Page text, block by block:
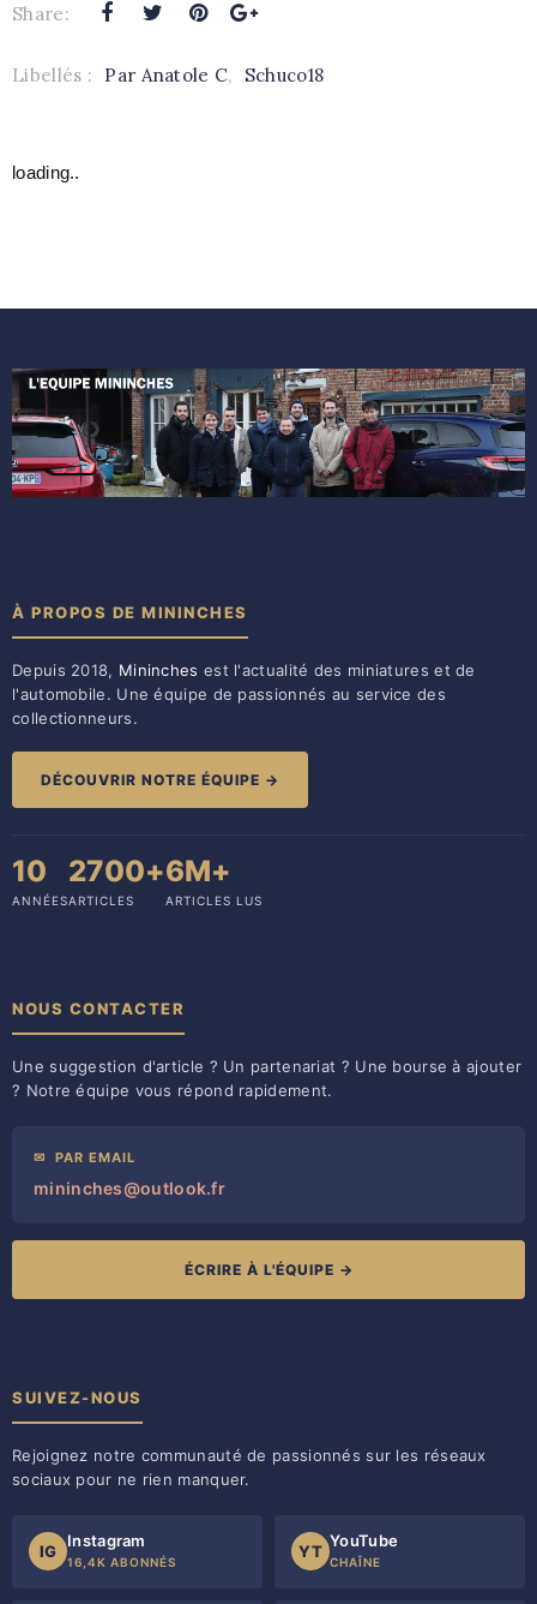
Share:
Libellés : Par Anatole C, Schuco18
loading..
À PROPOS DE MININCHES
Depuis 2018, Mininches est l'actualité des miniatures et de
l'automobile. Une équipe de passionnés au service des
collectionneurs.
DÉCOUVRIR NOTRE ÉQUIPE →
10
ANNÉES
2700+
ARTICLES
6M+
ARTICLES LUS
NOUS CONTACTER
Une suggestion d'article ? Un partenariat ? Une bourse à ajouter
? Notre équipe vous répond rapidement.
✉ PAR EMAIL
mininches@outlook.fr
ÉCRIRE À L'ÉQUIPE →
SUIVEZ-NOUS
Rejoignez notre communauté de passionnés sur les réseaux
sociaux pour ne rien manquer.
IG
Instagram
16,4K ABONNÉS
YT
YouTube
CHAÎNE